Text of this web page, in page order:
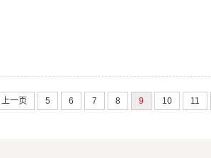
上一页 5 6 7 8 9 10 11